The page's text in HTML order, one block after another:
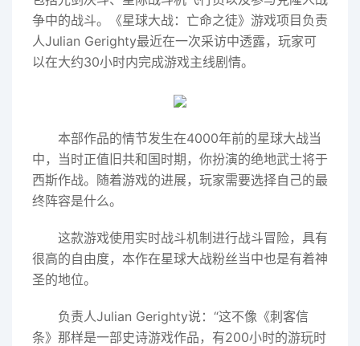
争中的战斗。《星球大战：亡命之徒》游戏项目负责
人Julian Gerighty最近在一次采访中透露，玩家可
以在大约30小时内完成游戏主线剧情。
本部作品的情节发生在4000年前的星球大战当
中，当时正值旧共和国时期，你扮演的绝地武士将于
西斯作战。随着游戏的进展，玩家需要选择自己的最
终阵容是什么。
这款游戏使用实时战斗机制进行战斗冒险，具有
很高的自由度，本作在星球大战粉丝当中也是有着神
圣的地位。
负责人Julian Gerighty说：“这不像《刺客信
条》那样是一部史诗游戏作品，有200小时的游玩时